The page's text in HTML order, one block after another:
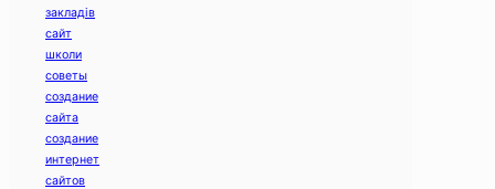
закладів
сайт
школи
советы
создание
сайта
создание
интернет
сайтов